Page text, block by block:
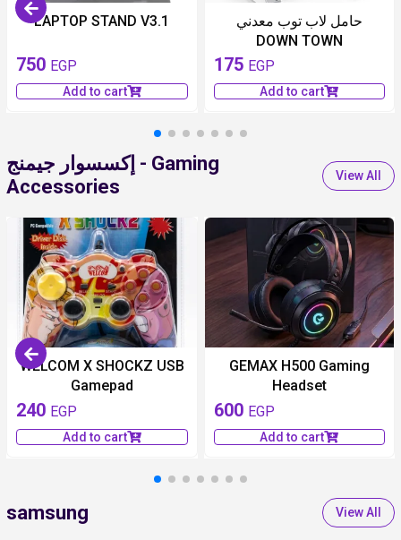
LAPTOP STAND V3.1
750 EGP
Add to cart
حامل لاب توب معدني
DOWN TOWN
175 EGP
Add to cart
إكسسوار جيمنج - Gaming
Accessories
View All
WELCOM X SHOCKZ USB
Gamepad
240 EGP
Add to cart
GEMAX H500 Gaming
Headset
600 EGP
Add to cart
samsung View All